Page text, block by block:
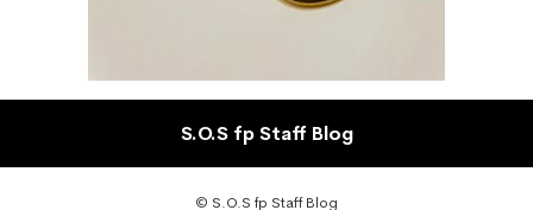
S.O.S fp Staff Blog
© S.O.S fp Staff Blog